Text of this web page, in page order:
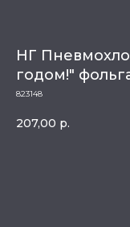
НГ
годом!"
823148
207,00 р.